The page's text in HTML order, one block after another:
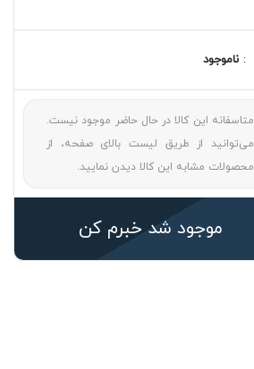
: ناموجود
متاسفانه این کالا در حال حاضر موجود نیست.
می‌توانید از طریق لیست بالای صفحه، از
محصولات مشابه این کالا دیدن نمایید.
موجود شد خبرم کن